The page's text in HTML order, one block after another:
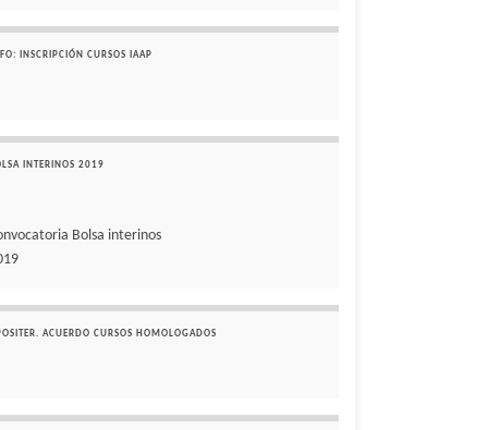
INSCRIPCIÓN CURSOS IAAP
INTERINOS 2019
Bolsa interinos
ACUERDO CURSOS HOMOLOGADOS